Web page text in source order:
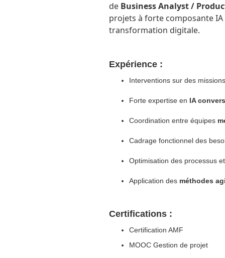
de Business Analyst /
projets à forte composante
transformation digitale.
Expérience :
Interventions sur des
Forte expertise en IA
Coordination entre équipes
Cadrage fonctionnel des
Optimisation des processus
Application des méthodes
Certifications :
Certification AMF
MOOC Gestion de projet